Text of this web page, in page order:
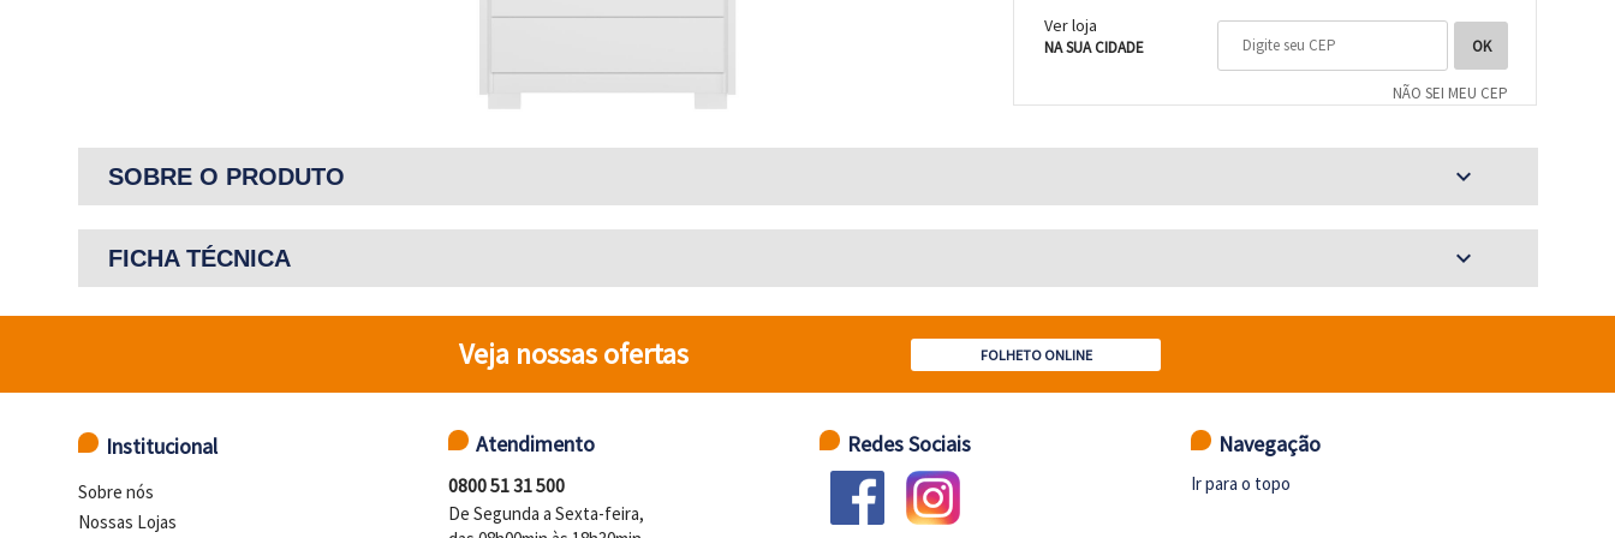
Ver loja
NA SUA CIDADE
NÃO SEI MEU CEP
SOBRE O PRODUTO expand_more
FICHA TÉCNICA expand_more
Veja nossas ofertas FOLHETO ONLINE
Institucional
Sobre nós
Nossas Lojas
Atendimento
0800 51 31 500
De Segunda a Sexta-feira,
Redes Sociais Navegação
Ir para o topo